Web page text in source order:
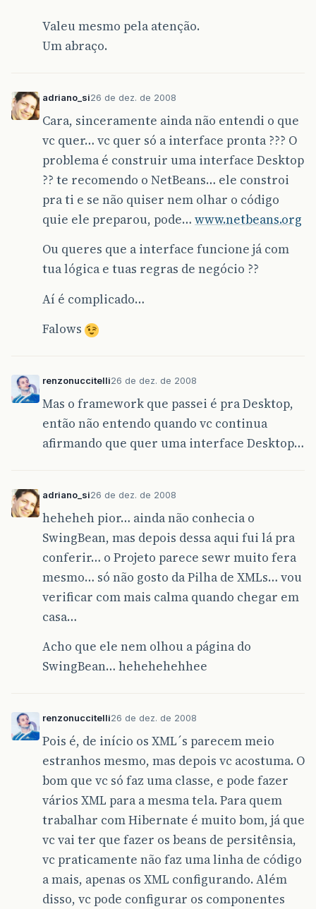
Valeu mesmo pela atenção.
Um abraço.
adriano_si26 de dez. de 2008
Cara, sinceramente ainda não entendi o que
vc quer… vc quer só a interface pronta ??? O
problema é construir uma interface Desktop
?? te recomendo o NetBeans… ele constroi
pra ti e se não quiser nem olhar o código
quie ele preparou, pode… www.netbeans.org
Ou queres que a interface funcione já com
tua lógica e tuas regras de negócio ??
Aí é complicado…
Falows
renzonuccitelli26 de dez. de 2008
Mas o framework que passei é pra Desktop,
então não entendo quando vc continua
afirmando que quer uma interface Desktop…
adriano_si26 de dez. de 2008
heheheh pior… ainda não conhecia o
SwingBean, mas depois dessa aqui fui lá pra
conferir… o Projeto parece sewr muito fera
mesmo… só não gosto da Pilha de XMLs… vou
verificar com mais calma quando chegar em
casa…
Acho que ele nem olhou a página do
SwingBean… hehehehehhee
renzonuccitelli26 de dez. de 2008
Pois é, de início os XML´s parecem meio
estranhos mesmo, mas depois vc acostuma. O
bom que vc só faz uma classe, e pode fazer
vários XML para a mesma tela. Para quem
trabalhar com Hibernate é muito bom, já que
vc vai ter que fazer os beans de persitênsia,
vc praticamente não faz uma linha de código
a mais, apenas os XML configurando. Além
disso, vc pode configurar os componentes